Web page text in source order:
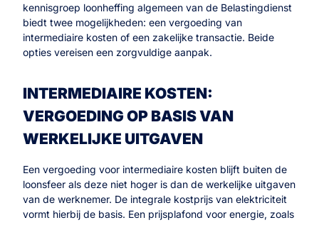
kennisgroep loonheffing algemeen van de Belastingdienst
biedt twee mogelijkheden: een vergoeding van
intermediaire kosten of een zakelijke transactie. Beide
opties vereisen een zorgvuldige aanpak.
INTERMEDIAIRE KOSTEN:
VERGOEDING OP BASIS VAN
WERKELIJKE UITGAVEN
Een vergoeding voor intermediaire kosten blijft buiten de
loonsfeer als deze niet hoger is dan de werkelijke uitgaven
van de werknemer. De integrale kostprijs van elektriciteit
vormt hierbij de basis. Een prijsplafond voor energie, zoals